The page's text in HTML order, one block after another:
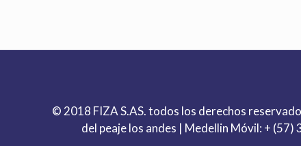
© 2018 FIZA S.AS. todos los derechos
del peaje los andes | Medellin Móvil: + (57)